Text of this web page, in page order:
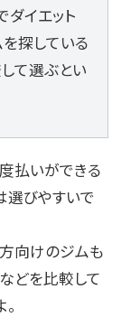
ダイエット
探している
て選ぶとい
払いができる
選びやすいで
向けのジムも
どを比較して